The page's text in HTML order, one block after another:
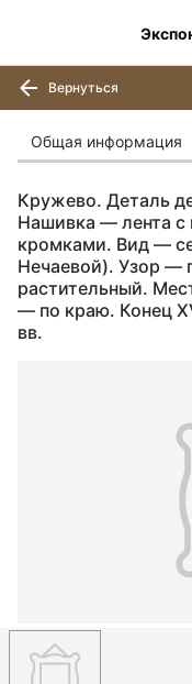
Вернуться
Общая информация
Кружево. Деталь
Нашивка — лента с
кромками. Вид —
Нечаевой). Узор —
растительный.
— по краю. Конец
вв.